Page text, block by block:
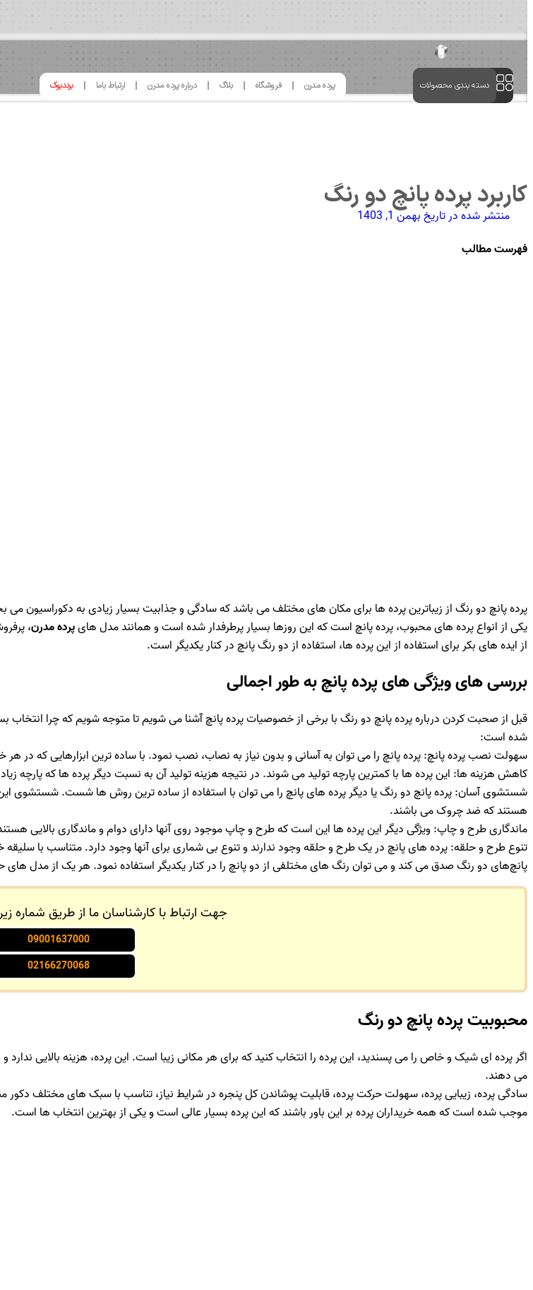
دسته بندی محصولات پرده مدرن فروشگاه بلاگ درباره پرده مدرن ارتباط باما برندبوک
کاربرد پرده پانچ دو رنگ
منتشر شده در تاریخبهمن 1, 1403
فهرست مطالب
پرده پانچ دو رنگ از زیباترین پرده ها برای مکان های مختلف می باشد که سادگی و جذابیت بسیار زیادی به دکوراسیون می
یکی از انواع پرده های محبوب، پرده پانچ است که این روزها بسیار پرطرفدار شده است و همانند مدل هایپرده مدرن،
از ایده های بکر برای استفاده از این پرده ها، استفاده از دو رنگ پانچ در کنار یکدیگر است.
بررسی های ویژگی های پرده پانچ به طور اجمالی
قبل از صحبت کردن درباره پرده پانچ دو رنگ با برخی از خصوصیات پرده پانچ آشنا می شویم تا متوجه شویم که چرا انتخاب
شده است:
سهولت نصب پرده پانچ: پرده پانچ را می توان به آسانی و بدون نیاز به نصاب، نصب نمود. با ساده ترین ابزارهایی که در هر
کاهش هزینه ها: این پرده ها با کمترین پارچه تولید می شوند. در نتیجه هزینه تولید آن به نسبت دیگر پرده ها که پارچه
شستشوی آسان: پرده پانچ دو رنگ یا دیگر پرده های پانچ را می توان با استفاده از ساده ترین روش ها شست. شستشوی
هستند که ضد چروک می باشند.
ماندگاری طرح و چاپ: ویژگی دیگر این پرده ها این است که طرح و چاپ موجود روی آنها دارای دوام و ماندگاری بالایی
تنوع طرح و حلقه: پرده های پانچ در یک طرح و حلقه وجود ندارند و تنوع بی شماری برای آنها وجود دارد. متناسب با سلیقه
پانچ‌های دو رنگ صدق می کند و می توان رنگ های مختلفی از دو پانچ را در کنار یکدیگر استفاده نمود. هر یک از مدل های
جهت ارتباط با کارشناسان ما از طریق شماره
09001637000
02166270068
محبوبیت پرده پانچ دو رنگ
اگر پرده ای شیک و خاص را می پسندید، این پرده را انتخاب کنید که برای هر مکانی زیبا است. این پرده، هزینه بالایی
می دهند.
سادگی پرده، زیبایی پرده، سهولت حرکت پرده، قابلیت پوشاندن کل پنجره در شرایط نیاز، تناسب با سبک های مختلف دکور
موجب شده است که همه خریداران پرده بر این باور باشند که این پرده بسیار عالی است و یکی از بهترین انتخاب ها است.